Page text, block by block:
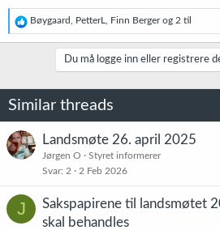
R
e
a
n
e
r
:
Bøygaard PetterL Finn Bergerog 2 til
Du må logge inn eller registrere
Similar threads
Landsmøte 26. april 2025
Jørgen O
Styret informerer
Svar 2 2 Feb 2026
J
Sakspapirene til landsmøtet
skal behandles